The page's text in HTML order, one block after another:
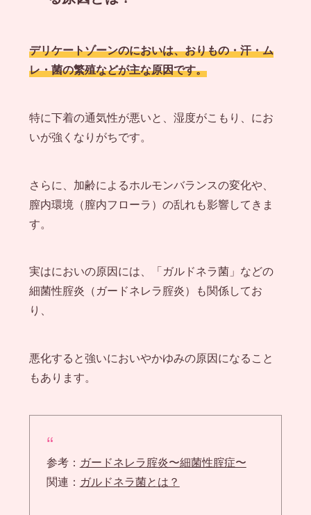
デリケートゾーンのにおいは、おりもの・汗・ム
レ・菌の繁殖などが主な原因です。
特に下着の通気性が悪いと、湿度がこもり、にお
いが強くなりがちです。
さらに、加齢によるホルモンバランスの変化や、
膣内環境（膣内フローラ）の乱れも影響してきま
す。
実はにおいの原因には、「ガルドネラ菌」などの
細菌性腟炎（ガードネレラ腟炎）も関係してお
り、
悪化すると強いにおいやかゆみの原因になること
もあります。
参考： ガードネレラ腟炎〜細菌性腟症〜
関連： ガルドネラ菌とは？